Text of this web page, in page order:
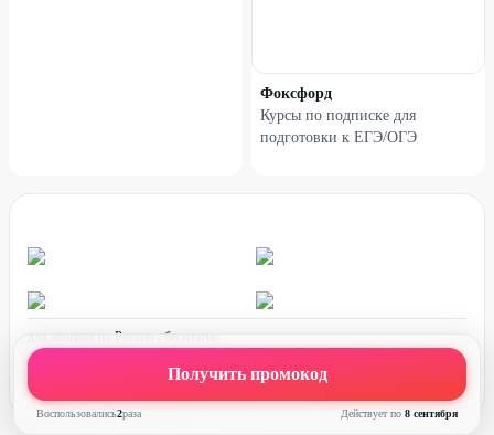
Получить промокод
Воспользовались2раза Действует по 8 сентября
с нуля до PRO»
50%
Фоксфорд
Курсы по подписке для
подготовки к ЕГЭ/ОГЭ
для звонков по России - бесплатно
график работы:
ПН-ПТ с 08:00 до 17:00 (по МСК)